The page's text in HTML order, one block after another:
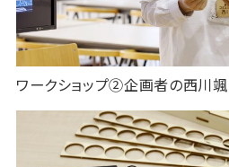
ワークショップ②企画者の西川